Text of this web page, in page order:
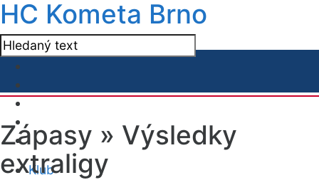
HC Kometa Brno
Klub
Zápasy » Výsledky
extraligy